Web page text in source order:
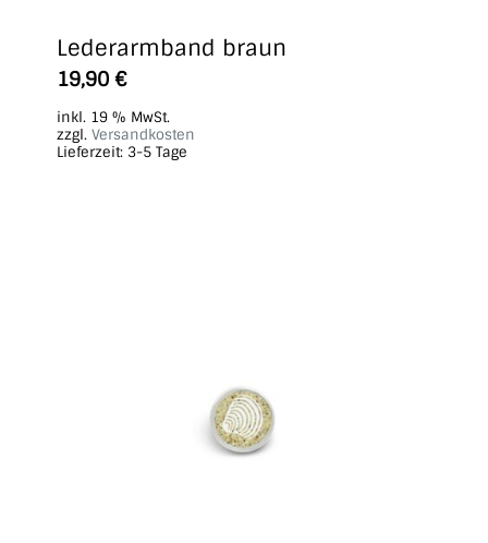
Lederarmband braun
19,90 €
inkl. 19 % MwSt.
zzgl. Versandkosten
Lieferzeit: 3-5 Tage